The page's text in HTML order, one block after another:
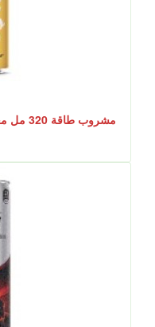
مشروب طاقة 320 مل معلب STRONG RITA (20210622)